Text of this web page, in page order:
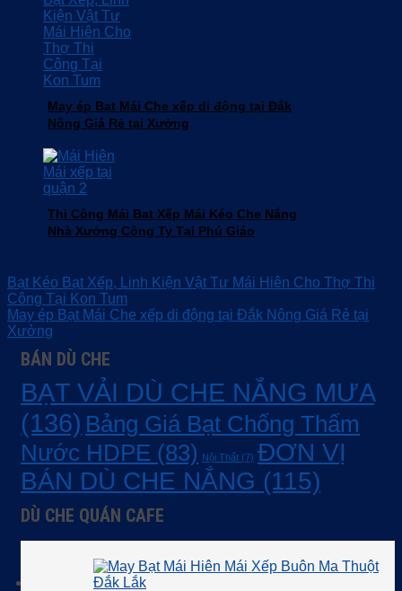
May ép Bạt Mái Che xếp di động tại Đắk
Nông Giá Rẻ tại Xưởng
Thi Công Mái Bạt Xếp Mái Kéo Che Nắng
Nhà Xưởng Công Ty Tại Phú Giáo
Bạt Kéo Bạt Xếp, Linh Kiện Vật Tư Mái Hiên Cho Thợ Thi
Công Tại Kon Tum
May ép Bạt Mái Che xếp di động tại Đắk Nông Giá Rẻ tại
Xưởng
BÁN DÙ CHE
BẠT VẢI DÙ CHE NẮNG MƯA
(136) Bảng Giá Bạt Chống Thấm
Nước HDPE (83) Nội Thất (7) ĐƠN VỊ
BÁN DÙ CHE NẮNG (115)
DÙ CHE QUÁN CAFE